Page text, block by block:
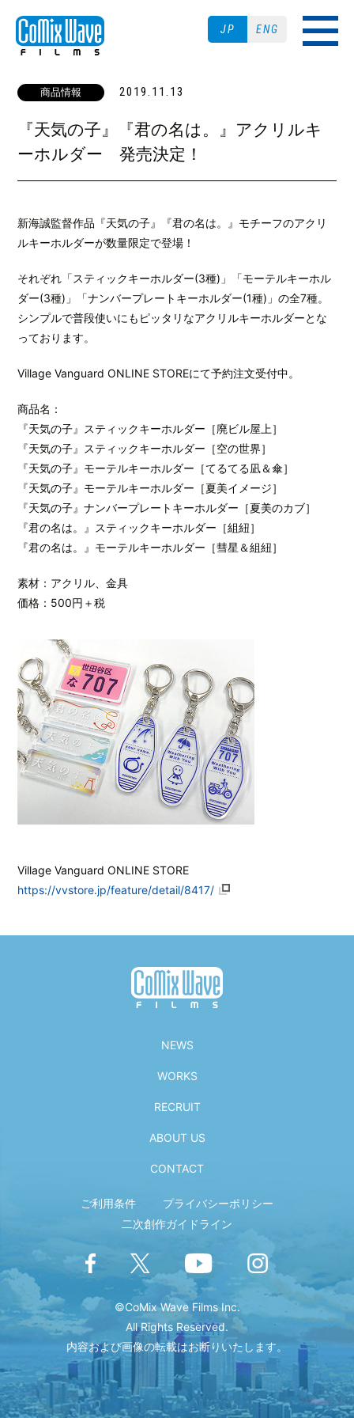
JP ENG
商品情報 2019.11.13
『天気の子』『君の名は。』アクリルキ
ーホルダー 発売決定！
新海誠監督作品『天気の子』『君の名は。』モチーフのアクリ
ルキーホルダーが数量限定で登場！
それぞれ「スティックキーホルダー(3種)」「モーテルキーホル
ダー(3種)」「ナンバープレートキーホルダー(1種)」の全7種。
シンプルで普段使いにもピッタリなアクリルキーホルダーとな
っております。
Village Vanguard ONLINE STOREにて予約注文受付中。
商品名：
『天気の子』スティックキーホルダー［廃ビル屋上］
『天気の子』スティックキーホルダー［空の世界］
『天気の子』モーテルキーホルダー［てるてる凪＆傘］
『天気の子』モーテルキーホルダー［夏美イメージ］
『天気の子』ナンバープレートキーホルダー［夏美のカブ］
『君の名は。』スティックキーホルダー［組紐］
『君の名は。』モーテルキーホルダー［彗星＆組紐］
素材：アクリル、金具
価格：500円＋税
Village Vanguard ONLINE STORE
https://vvstore.jp/feature/detail/8417/
NEWS
WORKS
RECRUIT
ABOUT US
CONTACT
ご利用条件
プライバシーポリシー
二次創作ガイドライン
©CoMix Wave Films Inc.
All Rights Reserved.
内容および画像の転載はお断りいたします。